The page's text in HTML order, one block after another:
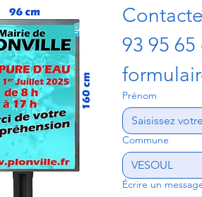
93 95
Prénom
Commune
Écrire un